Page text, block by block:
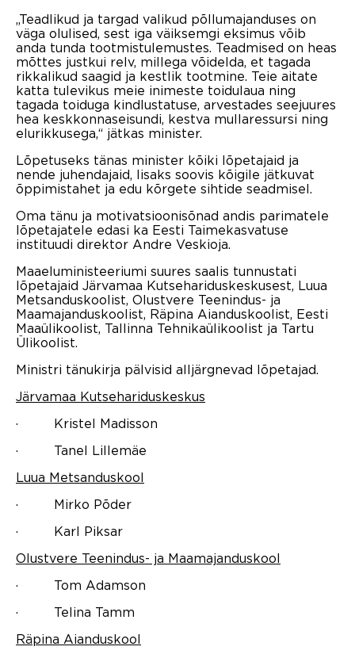
„Teadlikud ja targad valikud põllumajanduses on
väga olulised, sest iga väiksemgi eksimus võib
anda tunda tootmistulemustes. Teadmised on heas
mõttes justkui relv, millega võidelda, et tagada
rikkalikud saagid ja kestlik tootmine. Teie aitate
katta tulevikus meie inimeste toidulaua ning
tagada toiduga kindlustatuse, arvestades seejuures
hea keskkonnaseisundi, kestva mullaressursi ning
elurikkusega,“ jätkas minister.
Lõpetuseks tänas minister kõiki lõpetajaid ja
nende juhendajaid, lisaks soovis kõigile jätkuvat
õppimistahet ja edu kõrgete sihtide seadmisel.
Oma tänu ja motivatsioonisõnad andis parimatele
lõpetajatele edasi ka Eesti Taimekasvatuse
instituudi direktor Andre Veskioja.
Maaeluministeeriumi suures saalis tunnustati
lõpetajaid Järvamaa Kutsehariduskeskusest, Luua
Metsanduskoolist, Olustvere Teenindus- ja
Maamajanduskoolist, Räpina Aianduskoolist, Eesti
Maaülikoolist, Tallinna Tehnikaülikoolist ja Tartu
Ülikoolist.
Ministri tänukirja pälvisid alljärgnevad lõpetajad.
Järvamaa Kutsehariduskeskus
· Kristel Madisson
· Tanel Lillemäe
Luua Metsanduskool
· Mirko Põder
· Karl Piksar
Olustvere Teenindus- ja Maamajanduskool
· Tom Adamson
· Telina Tamm
Räpina Aianduskool